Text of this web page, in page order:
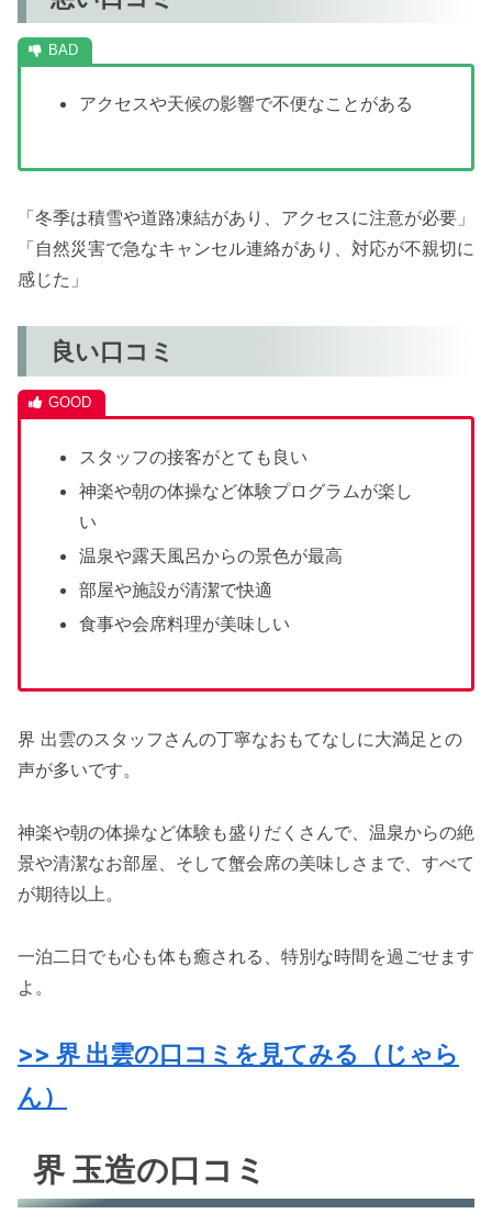
アクセスや天候の影響で不便なことがある
「冬季は積雪や道路凍結があり、アクセスに注意が必要」
「自然災害で急なキャンセル連絡があり、対応が不親切に
感じた」
良い口コミ
スタッフの接客がとても良い
神楽や朝の体操など体験プログラムが楽し
い
温泉や露天風呂からの景色が最高
部屋や施設が清潔で快適
食事や会席料理が美味しい
界 出雲のスタッフさんの丁寧なおもてなしに大満足との
声が多いです。
神楽や朝の体操など体験も盛りだくさんで、温泉からの絶
景や清潔なお部屋、そして蟹会席の美味しさまで、すべて
が期待以上。
一泊二日でも心も体も癒される、特別な時間を過ごせます
よ。
>> 界 出雲の口コミを見てみる（じゃら
ん）
界 玉造の口コミ